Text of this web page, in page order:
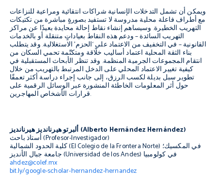
ويمكن أن تشمل التدخلات الإنسانية شراكات انتقائية ومراعية للنزاعات
مع أطراف فاعلة محلية مدروسة لا تستفيد بصورةٍ مباشرة من تكتيكات
التهريب الخطيرة. وسيساهم إنشاء نقاط إحالة محايدة بعيدًا عن مراكز
التهريب السائدة – ودعم هذه النقاط بعياداتٍ متنقلة أو بالخدمات
القانونية – في التخفيف من الاعتماد على ‘الحزم’ الاستغلالية. وقد يتطلب
بناء الثقة المحلية اعتماد أساليب خلّاقة ومتكتّمة تحمي السكان من
انتقام المجموعات الجرمية المنظمة. وقد تنظر الأبحاث المستقبلية في
كيفية تغيير الاعتماد المحلي على الدخل المرتبط بالتهريب من خلال
تطوير سبل بديلة لكسب الرزق، إلى جانب إجراء دراسة أكثر تعمقًا
حول أثر المعلومات الخاطئة المنشورة عبر الوسائل الرقمية على
قرارات الأشخاص المهاجرين.
ألبرتو هيرنانديز هيرنانديز (Alberto Hernández Hernández)
أستاذ باحث (Profesor-Investigador)
كلية الحدود الشمالية (El Colegio de la Frontera Norte) في المكسيك؛
جامعة جبال الأنديز (Universidad de los Andes) في كولومبيا
ahdez@colef.mx
bit.ly/google-scholar-hernandez-hernandez